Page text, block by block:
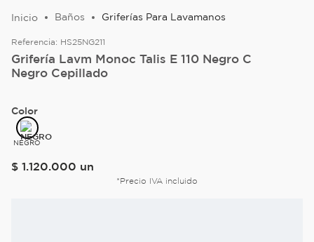
Baños Griferías Para Lavamanos
Referencia: HS25NG211
Grifería Lavm Monoc Talis E 110 Negro C
Negro Cepillado
Color
NEGRO
$ 1.120.000 un
*Precio IVA incluido